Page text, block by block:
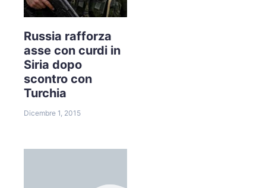
Russia rafforza
asse con curdi in
Siria dopo
scontro con
Turchia
Dicembre 1, 2015